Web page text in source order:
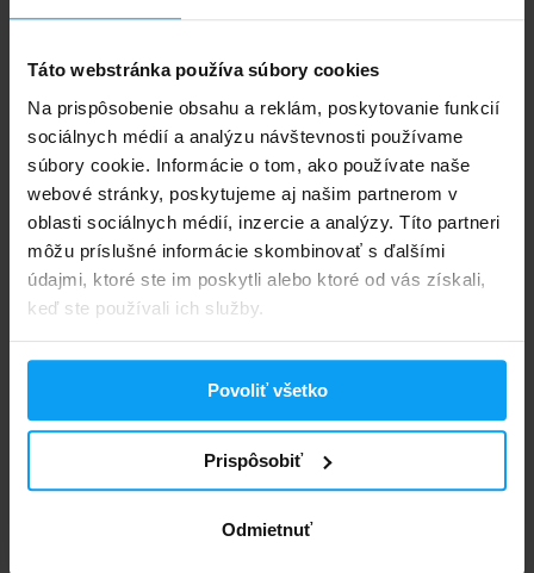
Táto webstránka používa súbory cookies
Na prispôsobenie obsahu a reklám, poskytovanie funkcií
sociálnych médií a analýzu návštevnosti používame
súbory cookie. Informácie o tom, ako používate naše
webové stránky, poskytujeme aj našim partnerom v
oblasti sociálnych médií, inzercie a analýzy. Títo partneri
môžu príslušné informácie skombinovať s ďalšími
údajmi, ktoré ste im poskytli alebo ktoré od vás získali,
keď ste používali ich služby.
Povoliť všetko
Prispôsobiť
Odmietnuť
Orieshock Arašidový 350 g
€ 6,80
U DODÁVATEĽA- 2 AŽ 5 DNÍ
Orieshock Arašidový 700 g
9,49 € 10,50
NA SKLADE- POSLEDNÉ KUSY
-10%
Prom-In
Orieshock Čoko Arašidový
-10%
Prom-In
Orieshock Arašidový 180 g
3,69